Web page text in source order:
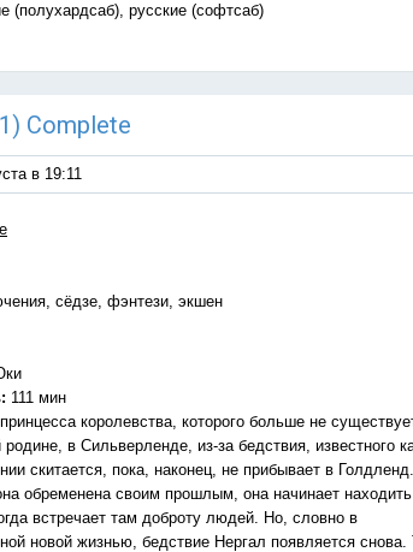
(полухардсаб), русские (софтсаб)
Complete
в 19:11
сёдзе, фэнтези, экшен
111 мин
королевства, которого больше не
в Сильверленде, из-за бедствия, известного
скитается, пока, наконец, не прибывает в Голдленд.
обременена своим прошлым, она начинает находить
встречает там доброту людей. Но, словно в
новой жизнью, бедствие Нергал появляется снова.